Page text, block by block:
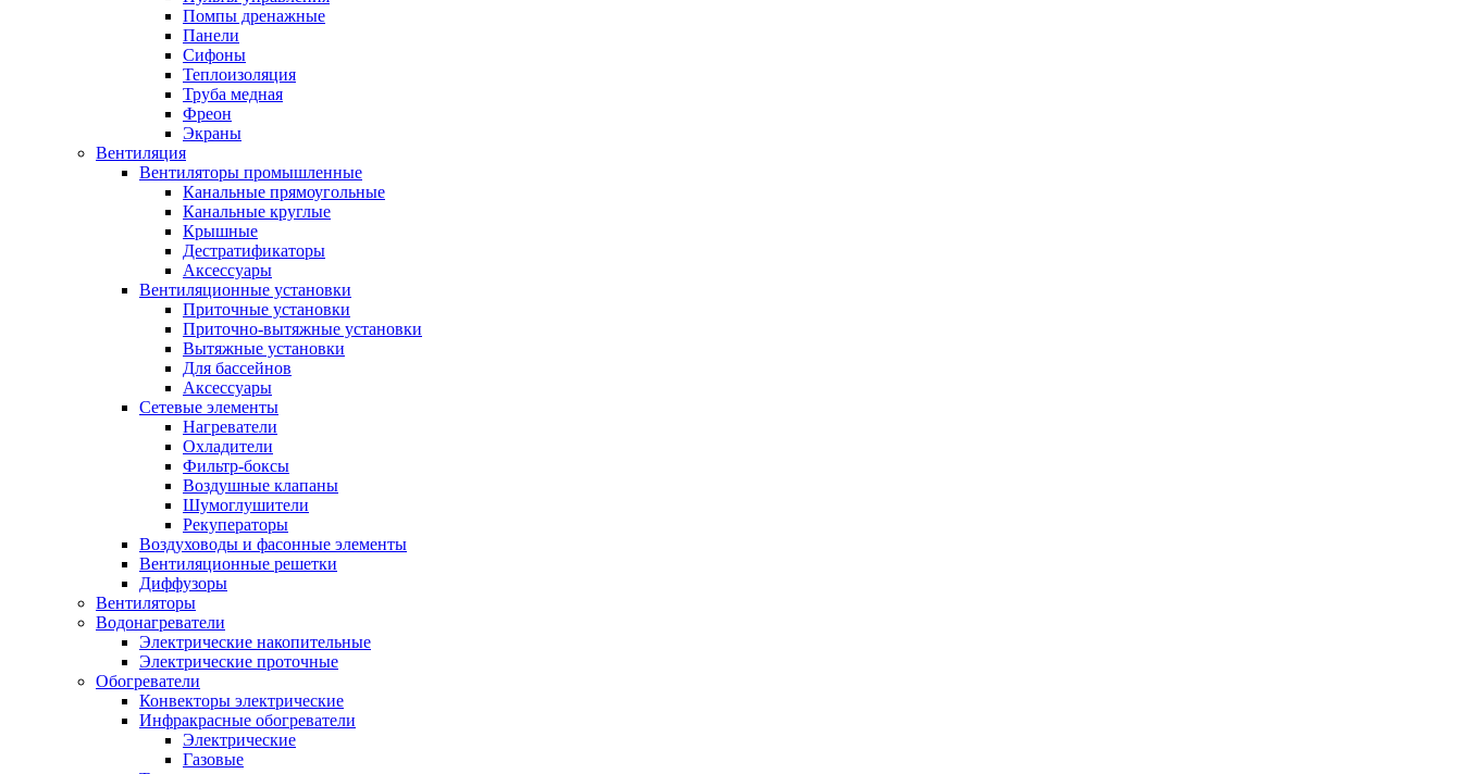
Помпы дренажные
Панели
Сифоны
Теплоизоляция
Труба медная
Фреон
Экраны
Вентиляция
Вентиляторы промышленные
Канальные прямоугольные
Канальные круглые
Крышные
Дестратификаторы
Аксессуары
Вентиляционные установки
Приточные установки
Приточно-вытяжные установки
Вытяжные установки
Для бассейнов
Аксессуары
Сетевые элементы
Нагреватели
Охладители
Фильтр-боксы
Воздушные клапаны
Шумоглушители
Рекуператоры
Воздуховоды и фасонные элементы
Вентиляционные решетки
Диффузоры
Вентиляторы
Водонагреватели
Электрические накопительные
Электрические проточные
Обогреватели
Конвекторы электрические
Инфракрасные обогреватели
Электрические
Газовые